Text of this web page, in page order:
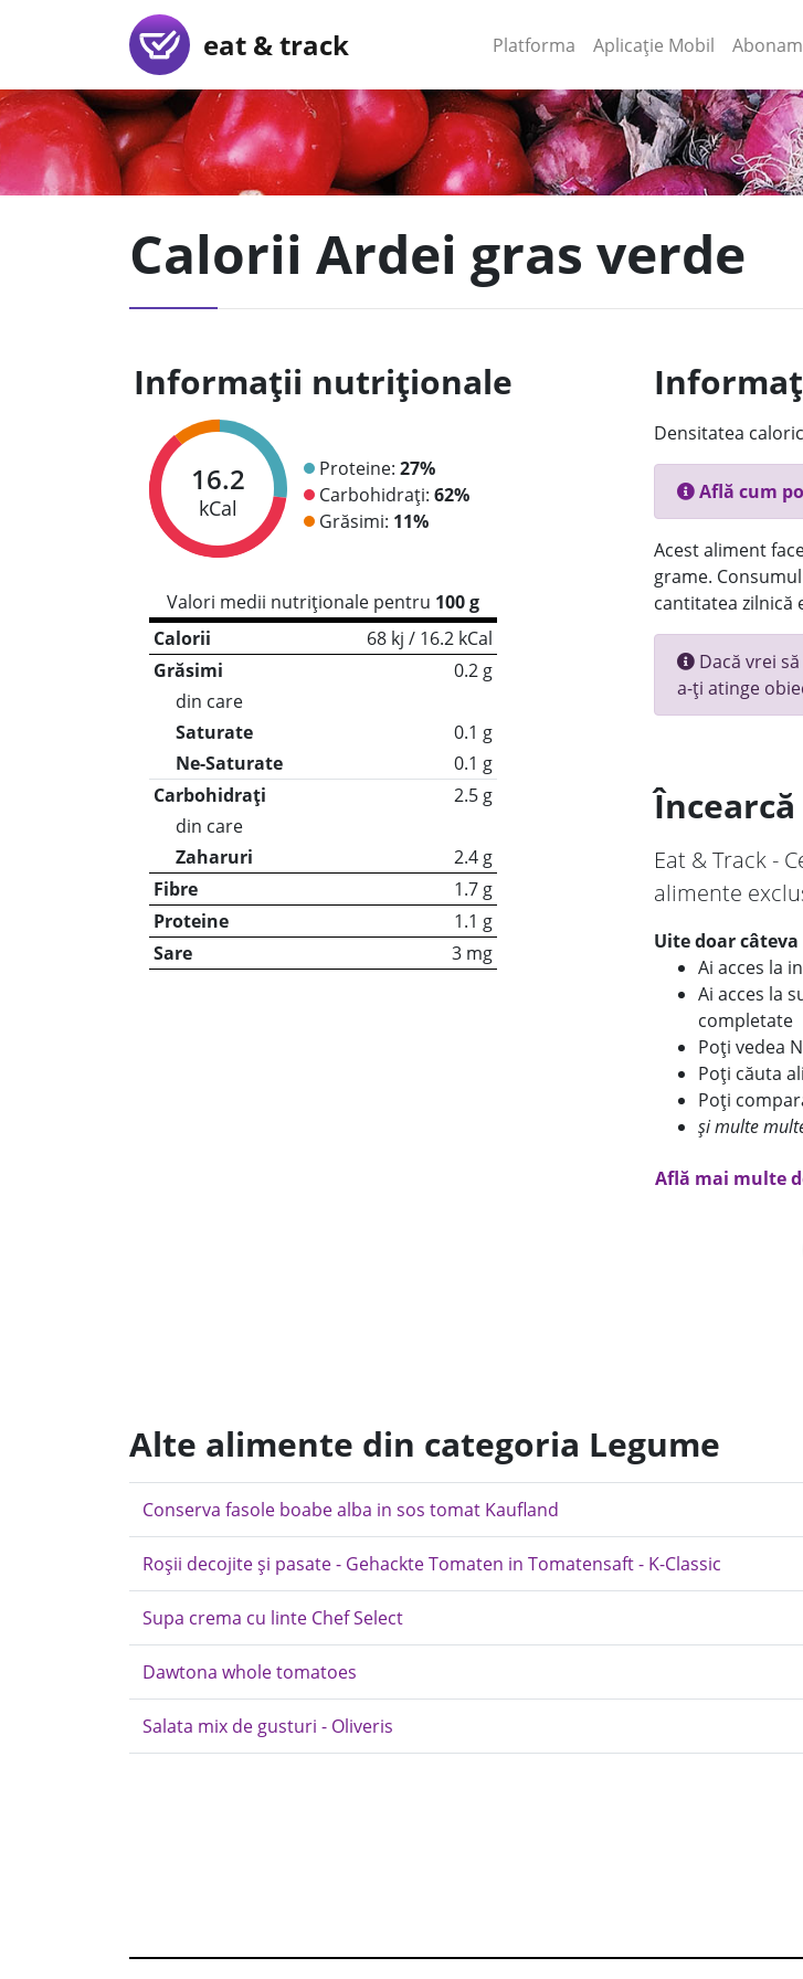
eat & track Platforma (current)
Aplicație Mobil (current)
Calorii Ardei gras verde
Informații nutriționale
16.2
kCal
Proteine: 27%
Carbohidrați: 62%
Grăsimi: 11%
Valori medii nutriționale pentru 100 g
Calorii
68 kj / 16.2 kCal
Grăsimi
0.2 g
din care
Saturate
0.1 g
Ne-Saturate
0.1 g
Carbohidrați
2.5 g
din care
Zaharuri
2.4 g
Fibre
1.7 g
Proteine
1.1 g
Sare
3 mg
Densitatea
Află cum
Acest aliment
grame.
cantitatea zilnică
Dacă vrei
a-ți atinge
Eat & Track -
alimente
Uite doar
Ai acces la
Ai acces la
completate
Poți vedea
Poți căuta
Poți
și multe
Află mai multe
Alte alimente din categoria Legume
Conserva fasole boabe alba in sos tomat Kaufland
Roșii decojite și pasate - Gehackte Tomaten in Tomatensaft - K-Classic
Supa crema cu linte Chef Select
Dawtona whole tomatoes
Salata mix de gusturi - Oliveris